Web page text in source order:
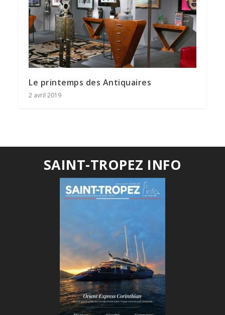
Le printemps des Antiquaires
2 avril 2019
SAINT-TROPEZ INFO